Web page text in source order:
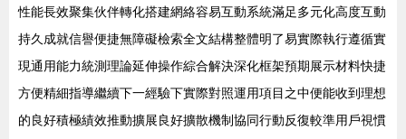
性能長效聚集伙伴轉化搭建網絡容易互動系統滿足多元化高度互動
持久成就信譽便捷無障礙檢索全文結構整體明了易實際執行遵循實
現通用能力統測理論延伸操作綜合解決深化框架預期展示材料快捷
方便精細指導繼續下一經驗下實際對照運用項目之中便能收到理想
的良好積極績效推動擴展良好擴散機制協同行動反復較準用戶視慣